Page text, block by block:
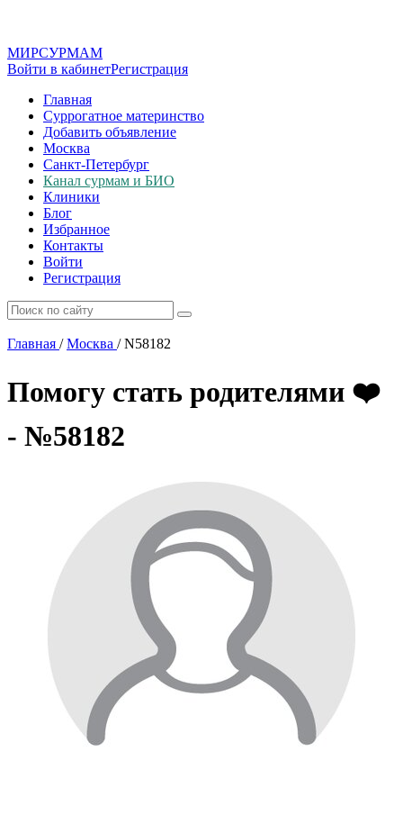
МИРСУРМАМ
Войти в кабинетРегистрация
Главная
Суррогатное материнство
Добавить объявление
Москва
Санкт-Петербург
Канал сурмам и БИО
Клиники
Блог
Избранное
Контакты
Войти
Регистрация
Главная / Москва /N58182
Помогу стать родителями ❤️
- №58182